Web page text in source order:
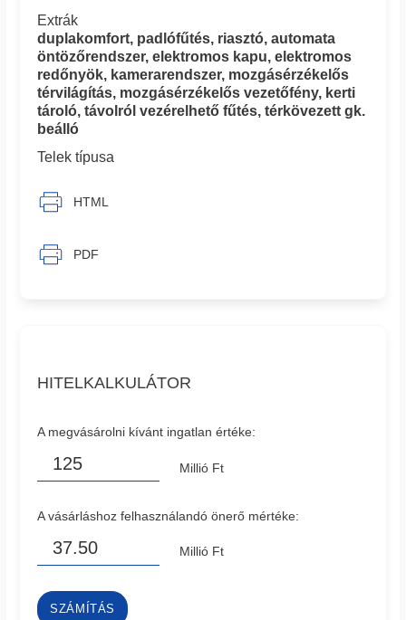
HITELKALKULÁTOR
A megvásárolni kívánt ingatlan értéke:
Millió Ft
A vásárláshoz felhasználandó önerő mértéke:
Millió Ft
SZÁMÍTÁS
Extrák
duplakomfort, padlófűtés, riasztó, automata
öntözőrendszer, elektromos kapu, elektromos
redőnyök, kamerarendszer, mozgásérzékelős
térvilágítás, mozgásérzékelős vezetőfény, kerti
tároló, távolról vezérelhető fűtés, térkövezett gk.
beálló
Telek típusa
HTML
PDF